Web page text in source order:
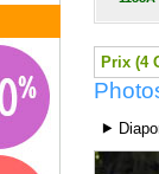
Prix (4
⯈